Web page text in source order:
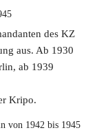
des KZ
aus. Ab 1930
ab 1939
Kripo.
von 1942 bis 1945